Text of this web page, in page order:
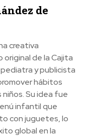
de
creativa
de la Cajita
pediatra y publicista
hábitos
Su idea fue
infantil que
con juguetes, lo
global en la